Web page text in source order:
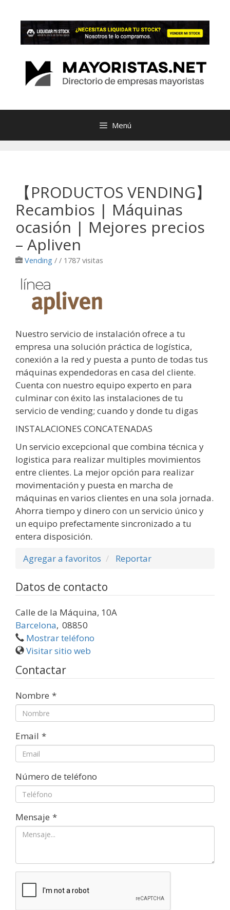
contenido
Menú
【PRODUCTOS VENDING】
Recambios | Máquinas
ocasión | Mejores precios
– Apliven
Vending / / 1787 visitas
Nuestro servicio de instalación ofrece a tu
empresa una solución práctica de logística,
conexión a la red y puesta a punto de todas tus
máquinas expendedoras en casa del cliente.
Cuenta con nuestro equipo experto en para
culminar con éxito las instalaciones de tu
servicio de vending; cuando y donde tu digas
INSTALACIONES CONCATENADAS
Un servicio excepcional que combina técnica y
logistica para realizar multiples movimientos
entre clientes. La mejor opción para realizar
movimentación y puesta en marcha de
máquinas en varios clientes en una sola jornada.
Ahorra tiempo y dinero con un servicio único y
un equipo prefectamente sincronizado a tu
entera disposición.
Agregar a favoritos
Reportar
Datos de contacto
Calle de la Máquina, 10A ⁣⁣
Barcelona, 08850
Mostrar teléfono
Visitar sitio web
Contactar
Nombre *
Email *
Número de teléfono
Mensaje *